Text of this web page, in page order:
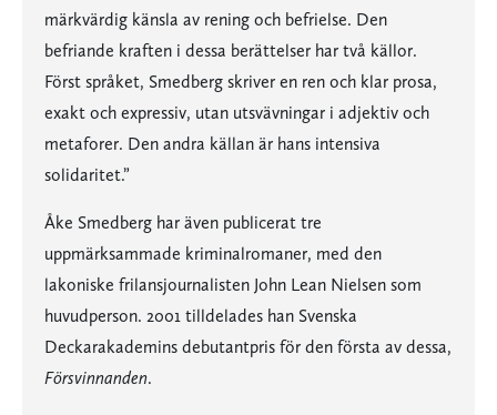
märkvärdig känsla av rening och befrielse. Den
befriande kraften i dessa berättelser har två källor.
Först språket, Smedberg skriver en ren och klar prosa,
exakt och expressiv, utan utsvävningar i adjektiv och
metaforer. Den andra källan är hans intensiva
solidaritet.”
Åke Smedberg har även publicerat tre
uppmärksammade kriminalromaner, med den
lakoniske frilansjournalisten John Lean Nielsen som
huvudperson. 2001 tilldelades han Svenska
Deckarakademins debutantpris för den första av dessa,
Försvinnanden.